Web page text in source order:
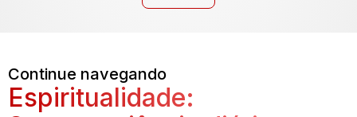
Continue navegando
Espiritualidade: